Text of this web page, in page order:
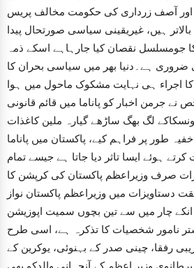
اور آصف زرداری کی حکومت مخالف پریس
ہیں، غیریقینی سیاسی صورتحال پیدا
جومسلسل نقصان کیا جارہاہے اسکے ذمہ
ضروری ہے۔دنیا بھر میں سیاسی بحران کا
کا اجراء ہی نہایت مشکوک ماحول میں ہوا
جرمن اخبار کو پاناما میں قائم قانونی
لگ بھگ ساڑھے گیارہ ملین کاغذات
طور پر فراہم کیے، پاکستان میں پاناما
ہوئے ایسا تاثر دیا جاتا ہے جیسے تمام
صرف وزیراعظم پاکستان کی کرپشن کا
دستاویزات میں وزیراعظم پاکستان نواز
چار میں سے تین بچوں سمیت اپوزیشن
نامور شخصیات کا تذکرہ ہے، اسی طرح
رفقا، چینی صدر کے بہنوئی، یوکرین کے
وزیر اعظم کے آنجہانی والدکو بھی